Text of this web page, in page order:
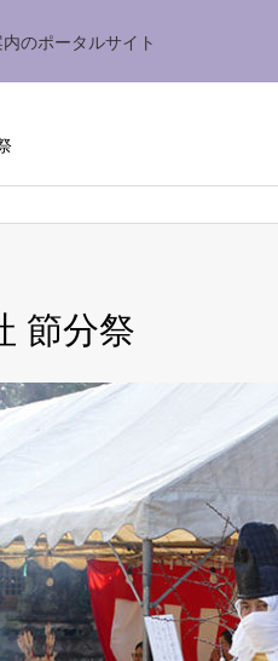
のポータルサイト
節分祭